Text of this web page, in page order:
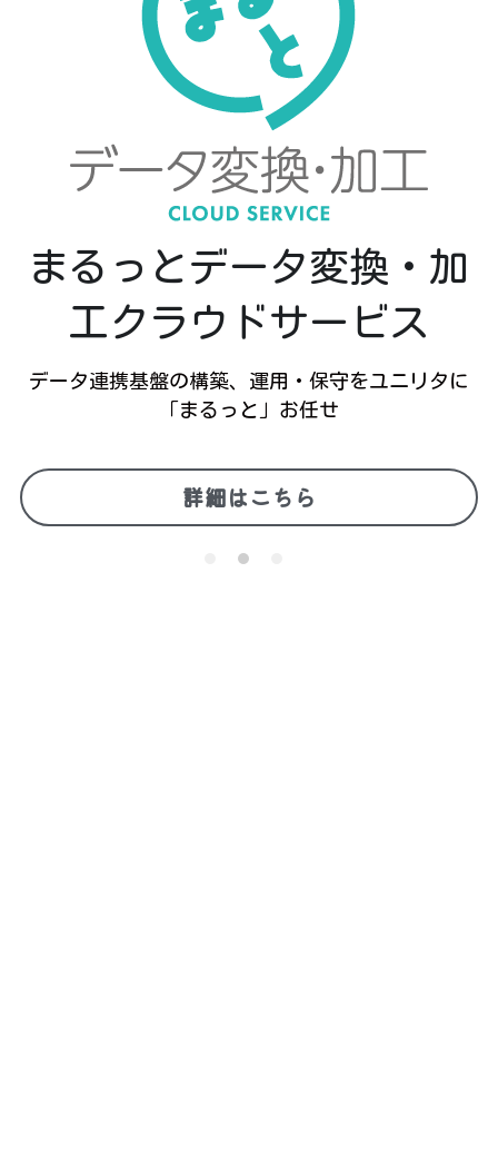
まるっとデータ変換・加
工クラウドサービス
データ連携基盤の構築、運用・保守をユニリタに
「まるっと」お任せ
詳細はこちら